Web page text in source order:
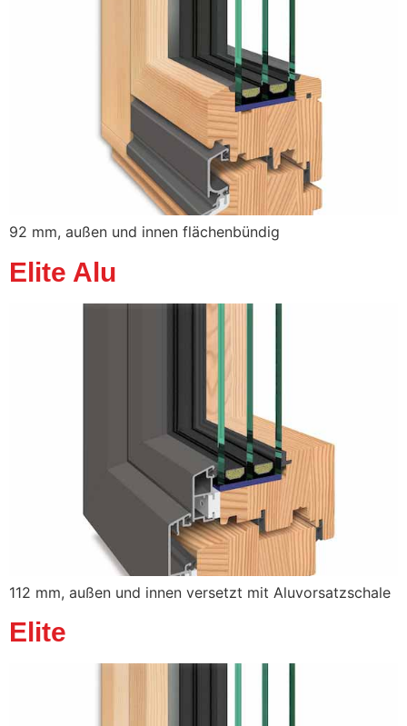
92 mm, außen und innen flächenbündig
Elite Alu
112 mm, außen und innen versetzt mit Aluvorsatzschale
Elite